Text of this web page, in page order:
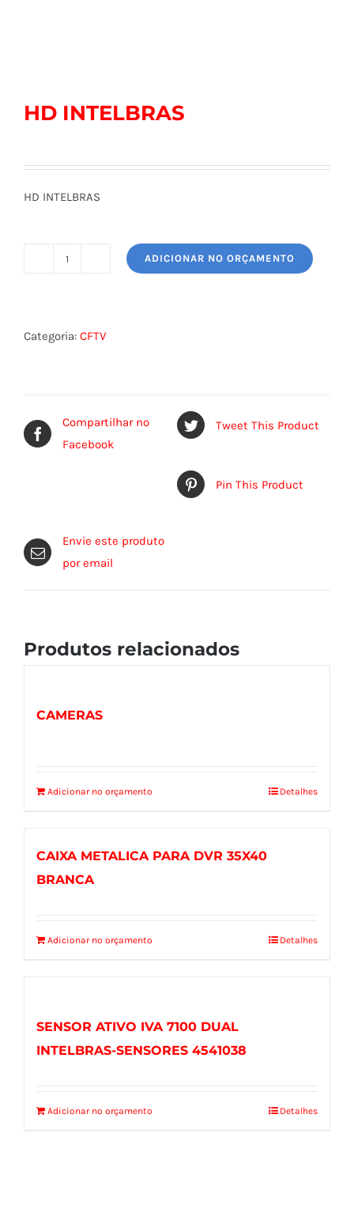
HD INTELBRAS
HD INTELBRAS
ADICIONAR NO ORÇAMENTO
Categoria: CFTV
Compartilhar no
Facebook
Tweet This Product
Pin This Product
Envie este produto
por email
Produtos relacionados
CAMERAS
Adicionar no orçamento Detalhes
CAIXA METALICA PARA DVR 35X40
BRANCA
Adicionar no orçamento Detalhes
SENSOR ATIVO IVA 7100 DUAL
INTELBRAS-SENSORES 4541038
Adicionar no orçamento Detalhes